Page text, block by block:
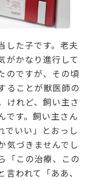
した子です。老夫
がかなり進行して
のですが、その頃
ることが獣医師の
けれど、飼い主さ
です。飼い主さん
でいい」とおっし
気づきませんでし
「この治療、この
われて「ああ、